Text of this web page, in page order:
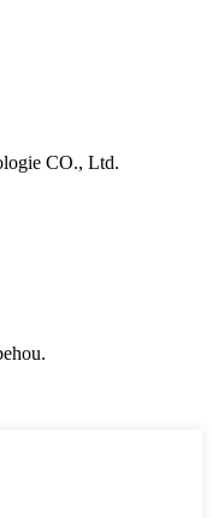
CO., Ltd.